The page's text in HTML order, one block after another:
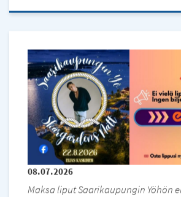
08.07.2026
Maksa liput Saarikaupungin Yöhön